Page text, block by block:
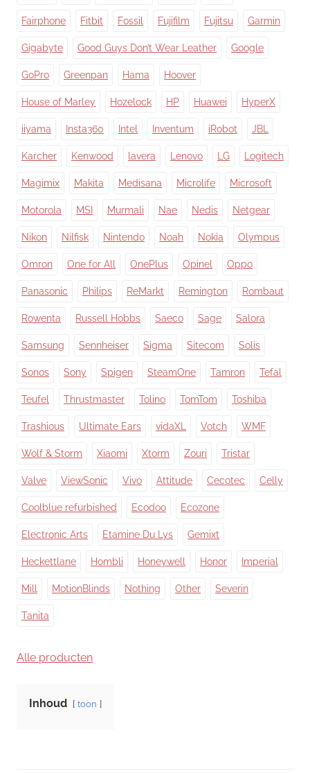
Fairphone Fitbit Fossil Fujifilm Fujitsu Garmin
Gigabyte Good Guys Don’t Wear Leather Google
GoPro Greenpan Hama Hoover
House of Marley Hozelock HP Huawei HyperX
iiyama Insta360 Intel Inventum iRobot JBL
Karcher Kenwood lavera Lenovo LG Logitech
Magimix Makita Medisana Microlife Microsoft
Motorola MSI Murmali Nae Nedis Netgear
Nikon Nilfisk Nintendo Noah Nokia Olympus
Omron One for All OnePlus Opinel Oppo
Panasonic Philips ReMarkt Remington Rombaut
Rowenta Russell Hobbs Saeco Sage Salora
Samsung Sennheiser Sigma Sitecom Solis
Sonos Sony Spigen SteamOne Tamron Tefal
Teufel Thrustmaster Tolino TomTom Toshiba
Trashious Ultimate Ears vidaXL Votch WMF
Wolf & Storm Xiaomi Xtorm Zouri Tristar
Valve ViewSonic Vivo Attitude Cecotec Celly
Coolblue refurbished Ecodoo Ecozone
Electronic Arts Etamine Du Lys Gemixt
Heckettlane Hombli Honeywell Honor Imperial
Mill MotionBlinds Nothing Other Severin
Tanita
Alle producten
Inhoud toon